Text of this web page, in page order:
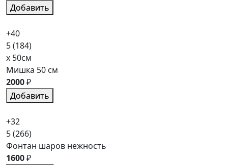
Добавить
+40
5(184)
x 50см
Мишка 50 см
2000₽
Добавить
+32
5(266)
Фонтан шаров нежность
1600₽